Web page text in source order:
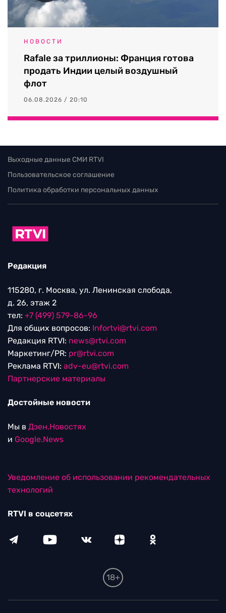
НОВОСТИ
Rafale за триллионы: Франция готова
продать Индии целый воздушный
флот
06.08.2026 / 20:10
Выходные данные СМИ RTVI
Пользовательское соглашение
Политика обработки персональных данных
Редакция
115280, г. Москва, ул. Ленинская слобода,
д. 26, этаж 2
тел: +7 (499) 579-86-96
Для общих вопросов: Infortvi@rtvi.com
Редакция RTVI: news@rtvi.com
Маркетинг/PR: pr@rtvi.com
Реклама RTVI: adv-eu@rtvi.com
Партнерские материалы
Достойные новости
Мы в Дзен.Новостях
и Google.News
Уведомление об использовании рекомендательных
технологий
RTVI в соцсетях
18+